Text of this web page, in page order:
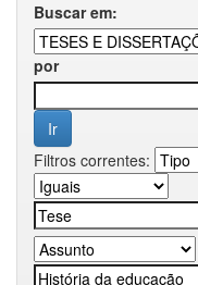
Buscar em:
por
Filtros correntes: